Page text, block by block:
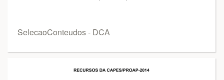
SelecaoConteudos - DCA